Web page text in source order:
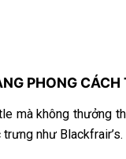
PHONG CÁCH
mà không thưởng
như Blackfrair’s.